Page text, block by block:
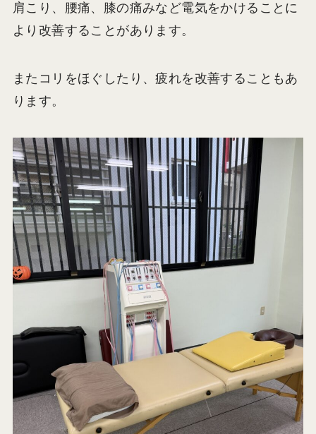
肩こり、腰痛、膝の痛みなど電気をかけることに
より改善することがあります。
またコリをほぐしたり、疲れを改善することもあ
ります。